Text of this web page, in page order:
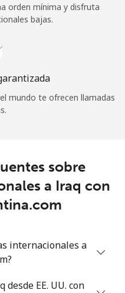
con
orden mínima y disfruta
bajas.
mundo te ofrecen llamadas
sobre
a Iraq con
internacionales a
EE. UU. con